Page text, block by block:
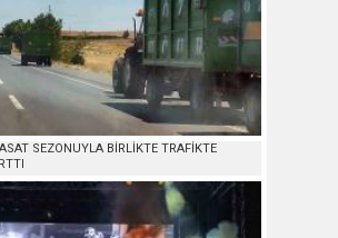
SEZONUYLA BİRLİKTE TRAFİKTE